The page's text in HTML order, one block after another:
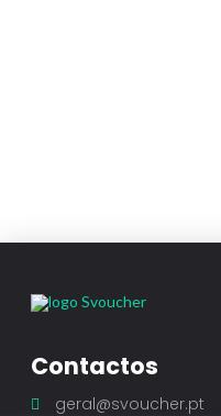
Contactos
geral@svoucher.pt